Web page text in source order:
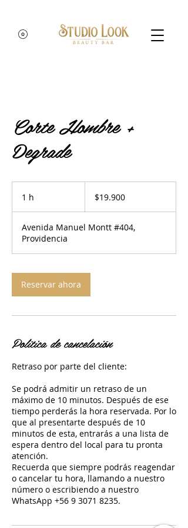
Corte Hombre +
Degrade
1 h
chilenos
$19.900
Avenida Manuel Montt #404,
Providencia
Reservar ahora
Política de cancelación
Retraso por parte del cliente:
Se podrá admitir un retraso de un
máximo de 10 minutos. Después de ese
tiempo perderás la hora reservada. Por lo
que al presentarte después de 10
minutos de esta, entrarás a una lista de
espera dentro del local para tu pronta
atención.
Recuerda que siempre podrás reagendar
o cancelar tu hora, llamando a nuestro
número o escribiendo a nuestro
WhatsApp +56 9 3071 8235.